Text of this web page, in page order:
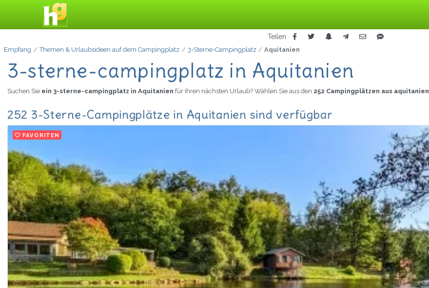
Teilen
Empfang Themen & Urlaubsideen auf dem Campingplatz 3-Sterne-Campingplatz Aquitanien
3-sterne-campingplatz in Aquitanien
Suchen Sie ein 3-sterne-campingplatz in Aquitanien für Ihren nächsten Urlaub? Wählen Sie aus den 252 Campingplätzen aus aquitanien
252 3-Sterne-Campingplätze in Aquitanien sind verfügbar
FAVORITEN